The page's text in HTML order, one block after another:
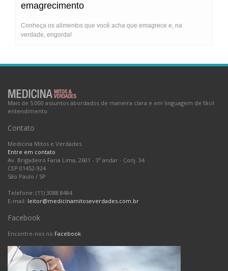
emagrecimento
Conheça os alimentos que você acha que emagrece e, na
verdade, engorda!
Mais de 5.000 assuntos abordados de maneira clara e em linguagem de fácil
entendimento.
Contato
Medicina Mitos e Verdades.
Entre em contato
Av. Brigadeiro Faria Lima, 2601 - 3º andar - Conj. 34
CEP 01452-924
São Paulo / SP
Telefone: (11) 3088.8484
E-mail: leitor@medicinamitoseverdades.com.br
Facebook
Encontre-nos no Facebook